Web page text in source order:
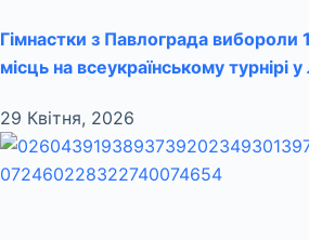
Гімнастки з Павлограда вибороли
місць на всеукраїнському турнірі у
29 Квітня, 2026